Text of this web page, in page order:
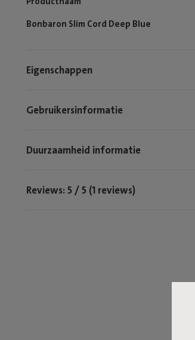
Bonbaron Slim Cord Deep Blue
Eigenschappen
Gebruikersinformatie
Duurzaamheid informatie
Reviews: 5 / 5 (1 reviews)